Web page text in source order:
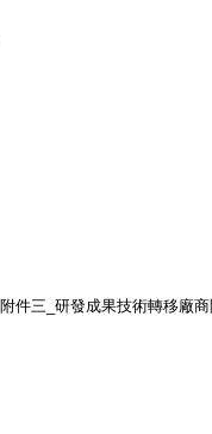
附件三_研發成果技術轉移廠